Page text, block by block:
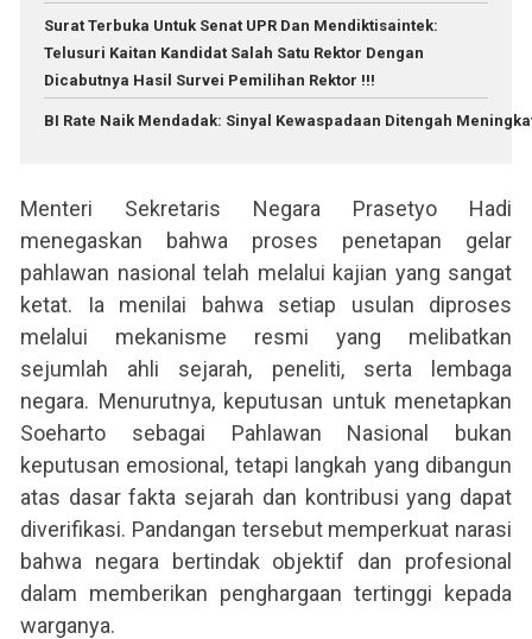
Surat Terbuka Untuk Senat UPR Dan Mendiktisaintek:
Telusuri Kaitan Kandidat Salah Satu Rektor Dengan
Dicabutnya Hasil Survei Pemilihan Rektor !!!
BI Rate Naik Mendadak: Sinyal Kewaspadaan Ditengah
Menteri Sekretaris Negara Prasetyo Hadi
menegaskan bahwa proses penetapan gelar
pahlawan nasional telah melalui kajian yang sangat
ketat. Ia menilai bahwa setiap usulan diproses
melalui mekanisme resmi yang melibatkan
sejumlah ahli sejarah, peneliti, serta lembaga
negara. Menurutnya, keputusan untuk menetapkan
Soeharto sebagai Pahlawan Nasional bukan
keputusan emosional, tetapi langkah yang dibangun
atas dasar fakta sejarah dan kontribusi yang dapat
diverifikasi. Pandangan tersebut memperkuat narasi
bahwa negara bertindak objektif dan profesional
dalam memberikan penghargaan tertinggi kepada
warganya.